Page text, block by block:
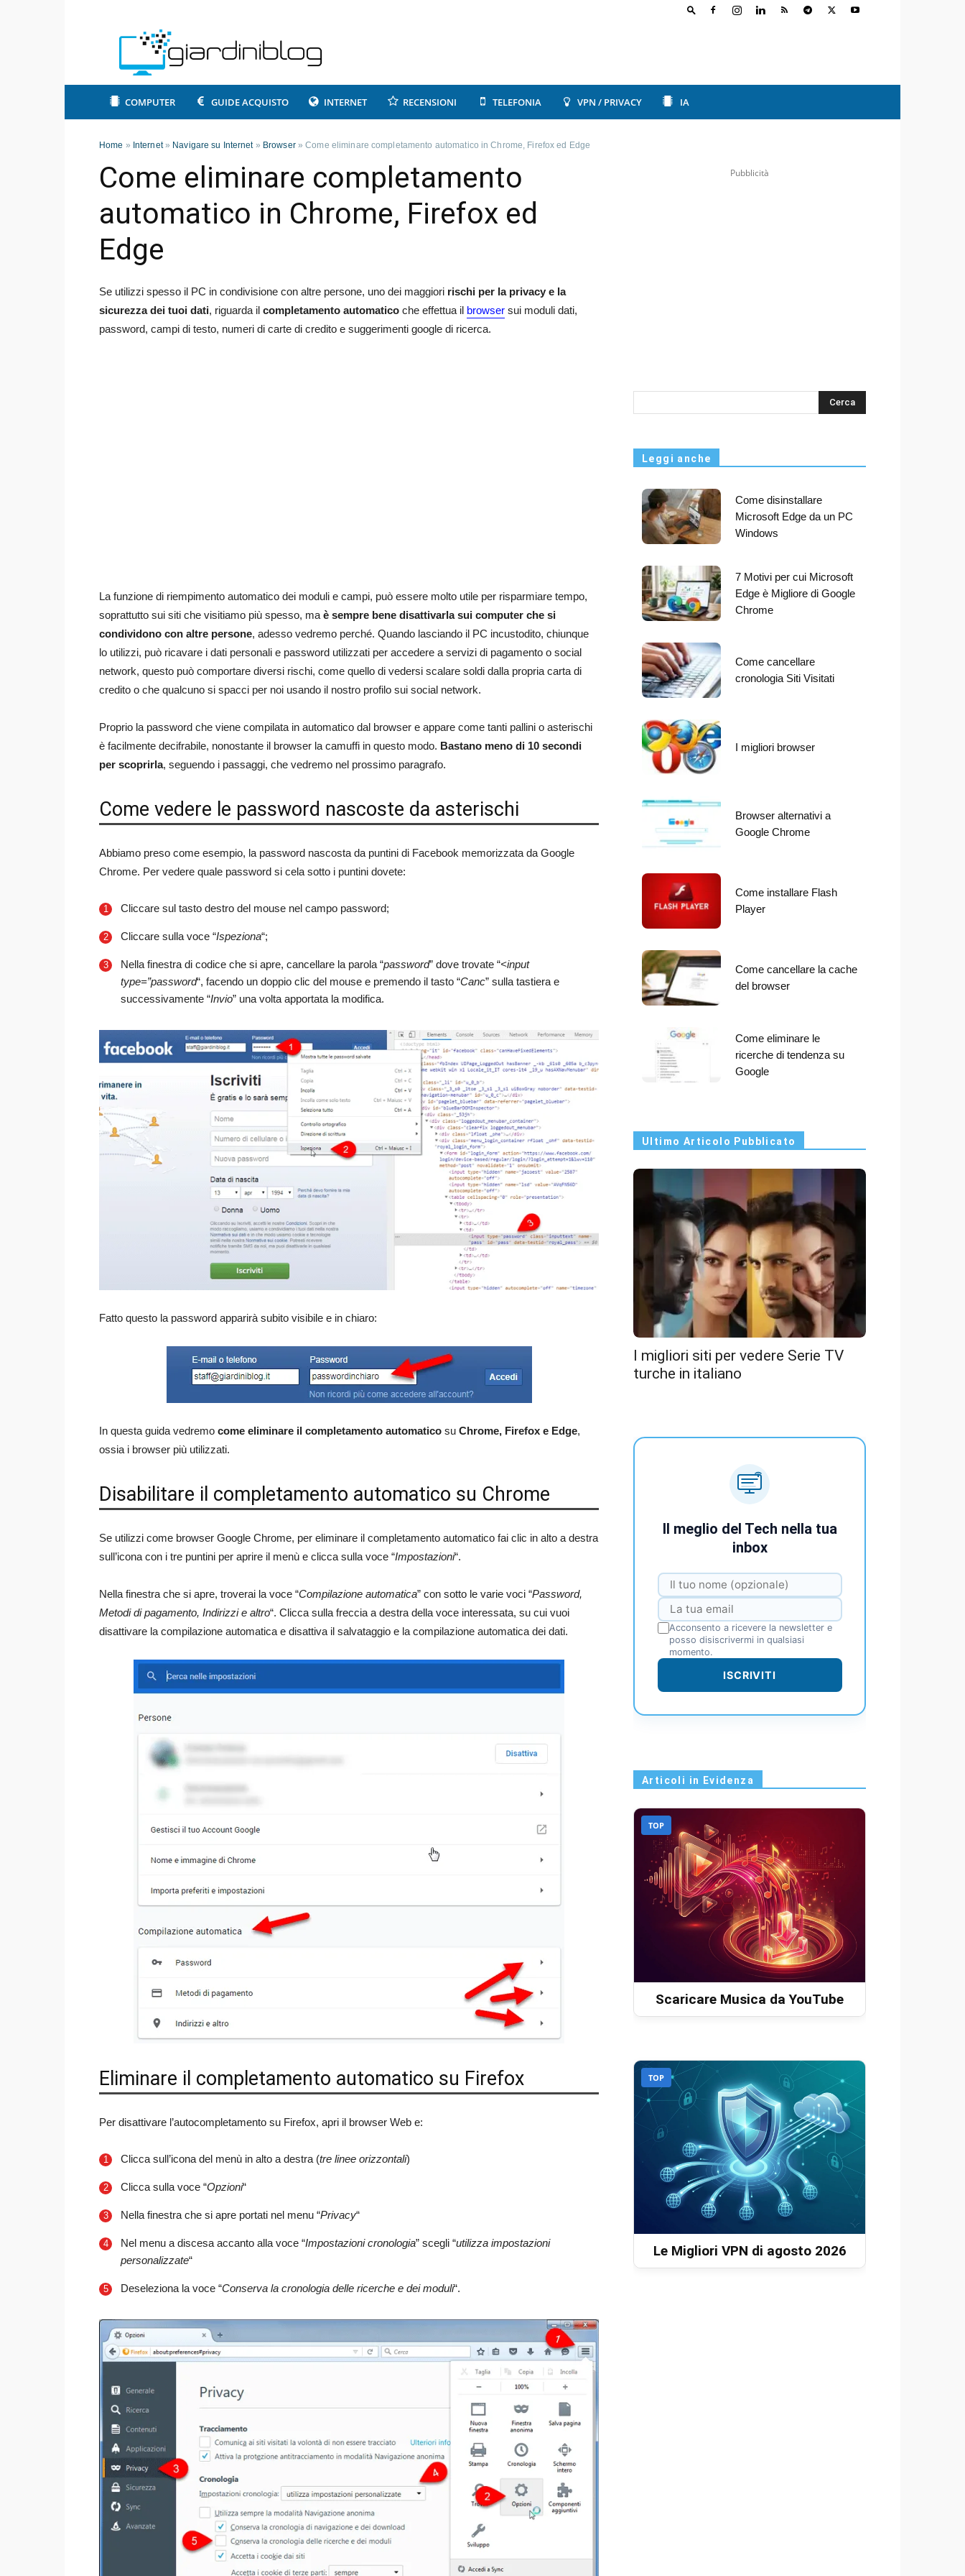
COMPUTER GUIDE ACQUISTO INTERNET RECENSIONI TELEFONIA VPN / PRIVACY IA
Home » Internet» Navigare su Internet» Browser»Come eliminare completamento automatico in Chrome, Firefox ed Edge
Come eliminare completamento
automatico in Chrome, Firefox ed
Edge
Se utilizzi spesso il PC in condivisione con altre persone, uno dei maggiori rischi per la privacy e la
sicurezza dei tuoi dati, riguarda il completamento automatico che effettua il browser sui moduli dati,
password, campi di testo, numeri di carte di credito e suggerimenti google di ricerca.
La funzione di riempimento automatico dei moduli e campi, può essere molto utile per risparmiare tempo,
soprattutto sui siti che visitiamo più spesso, ma è sempre bene disattivarla sui computer che si
condividono con altre persone, adesso vedremo perché. Quando lasciando il PC incustodito, chiunque
lo utilizzi, può ricavare i dati personali e password utilizzati per accedere a servizi di pagamento o social
network, questo può comportare diversi rischi, come quello di vedersi scalare soldi dalla propria carta di
credito o che qualcuno si spacci per noi usando il nostro profilo sui social network.
Proprio la password che viene compilata in automatico dal browser e appare come tanti pallini o asterischi
è facilmente decifrabile, nonostante il browser la camuffi in questo modo. Bastano meno di 10 secondi
per scoprirla, seguendo i passaggi, che vedremo nel prossimo paragrafo.
Come vedere le password nascoste da asterischi
Abbiamo preso come esempio, la password nascosta da puntini di Facebook memorizzata da Google
Chrome. Per vedere quale password si cela sotto i puntini dovete:
Cliccare sul tasto destro del mouse nel campo password;
Cliccare sulla voce “Ispeziona“;
Nella finestra di codice che si apre, cancellare la parola “password” dove trovate “<input
type=”password“, facendo un doppio clic del mouse e premendo il tasto “Canc” sulla tastiera e
successivamente “Invio” una volta apportata la modifica.
Fatto questo la password apparirà subito visibile e in chiaro:
In questa guida vedremo come eliminare il completamento automatico su Chrome, Firefox e Edge,
ossia i browser più utilizzati.
Disabilitare il completamento automatico su Chrome
Se utilizzi come browser Google Chrome, per eliminare il completamento automatico fai clic in alto a destra
sull’icona con i tre puntini per aprire il menù e clicca sulla voce “Impostazioni“.
Nella finestra che si apre, troverai la voce “Compilazione automatica” con sotto le varie voci “Password,
Metodi di pagamento, Indirizzi e altro“. Clicca sulla freccia a destra della voce interessata, su cui vuoi
disattivare la compilazione automatica e disattiva il salvataggio e la compilazione automatica dei dati.
Eliminare il completamento automatico su Firefox
Per disattivare l’autocompletamento su Firefox, apri il browser Web e:
Clicca sull’icona del menù in alto a destra (tre linee orizzontali)
Clicca sulla voce “Opzioni“
Nella finestra che si apre portati nel menu “Privacy“
Nel menu a discesa accanto alla voce “Impostazioni cronologia” scegli “utilizza impostazioni
personalizzate“
Deseleziona la voce “Conserva la cronologia delle ricerche e dei moduli“.
Pubblicità
s
Leggi anche
Come disinstallare
Microsoft Edge da un PC
Windows
7 Motivi per cui Microsoft
Edge è Migliore di Google
Chrome
Come cancellare
cronologia Siti Visitati
I migliori browser
Browser alternativi a
Google Chrome
Come installare Flash
Player
Come cancellare la cache
del browser
Come eliminare le
ricerche di tendenza su
Google
Ultimo Articolo Pubblicato
I migliori siti per vedere Serie TV
turche in italiano
Il meglio del Tech nella tua
inbox
Acconsento a ricevere la newsletter e
posso disiscrivermi in qualsiasi
momento.
ISCRIVITI
Articoli in Evidenza
TOP
Scaricare Musica da YouTube
TOP
Le Migliori VPN di agosto 2026